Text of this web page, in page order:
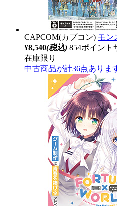
CAPCOM(カプコン) モン
¥8,540(税込) 854ポイント
在庫限り
中古商品が計36点ありま